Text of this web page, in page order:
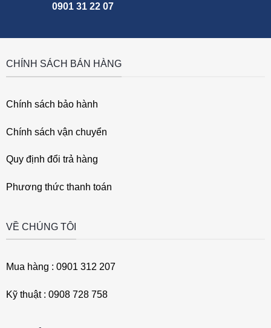
0901 31 22 07
CHÍNH SÁCH BÁN HÀNG
Chính sách bảo hành
Chính sách vận chuyển
Quy định đổi trả hàng
Phương thức thanh toán
VỀ CHÚNG TÔI
Mua hàng : 0901 312 207
Kỹ thuật : 0908 728 758